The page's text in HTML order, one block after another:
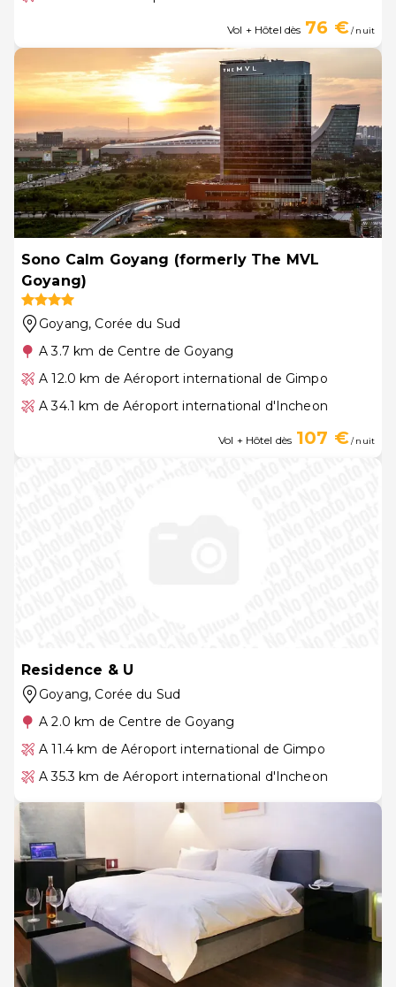
Vol + Hôtel dès 76 €/ nuit
Sono Calm Goyang (formerly The MVL
Goyang)
Goyang, Corée du Sud
A 3.7 km de Centre de Goyang
A 12.0 km de Aéroport international de Gimpo
A 34.1 km de Aéroport international d'Incheon
Vol + Hôtel dès 107 €/ nuit
Residence & U
Goyang, Corée du Sud
A 2.0 km de Centre de Goyang
A 11.4 km de Aéroport international de Gimpo
A 35.3 km de Aéroport international d'Incheon